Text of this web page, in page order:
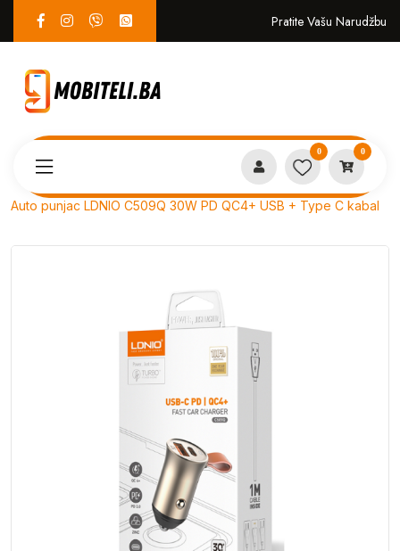
Pratite Vašu Narudžbu
0 0
Auto punjac LDNIO C509Q 30W PD QC4+ USB + Type C kabal